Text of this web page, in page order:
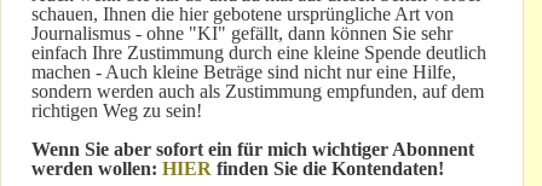
schauen, Ihnen die hier gebotene ursprüngliche Art von
Journalismus - ohne "KI" gefällt, dann können Sie sehr
einfach Ihre Zustimmung durch eine kleine Spende deutlich
machen - Auch kleine Beträge sind nicht nur eine Hilfe,
sondern werden auch als Zustimmung empfunden, auf dem
richtigen Weg zu sein!
Wenn Sie aber sofort ein für mich wichtiger Abonnent
werden wollen: HIER finden Sie die Kontendaten!